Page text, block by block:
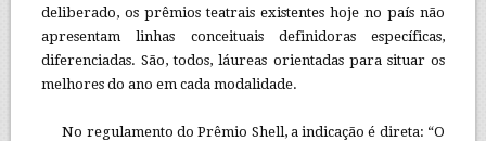
deliberado, os prêmios teatrais existentes hoje no país não
apresentam linhas conceituais definidoras específicas,
diferenciadas. São, todos, láureas orientadas para situar os
melhores do ano em cada modalidade.
No regulamento do Prêmio Shell, a indicação é direta: “O